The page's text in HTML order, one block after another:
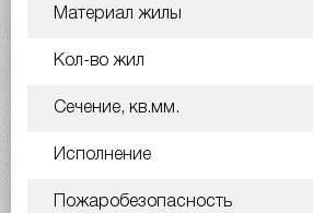
Материал жилы
Кол-во жил
Сечение, кв.мм.
Исполнение
Пожаробезопасность